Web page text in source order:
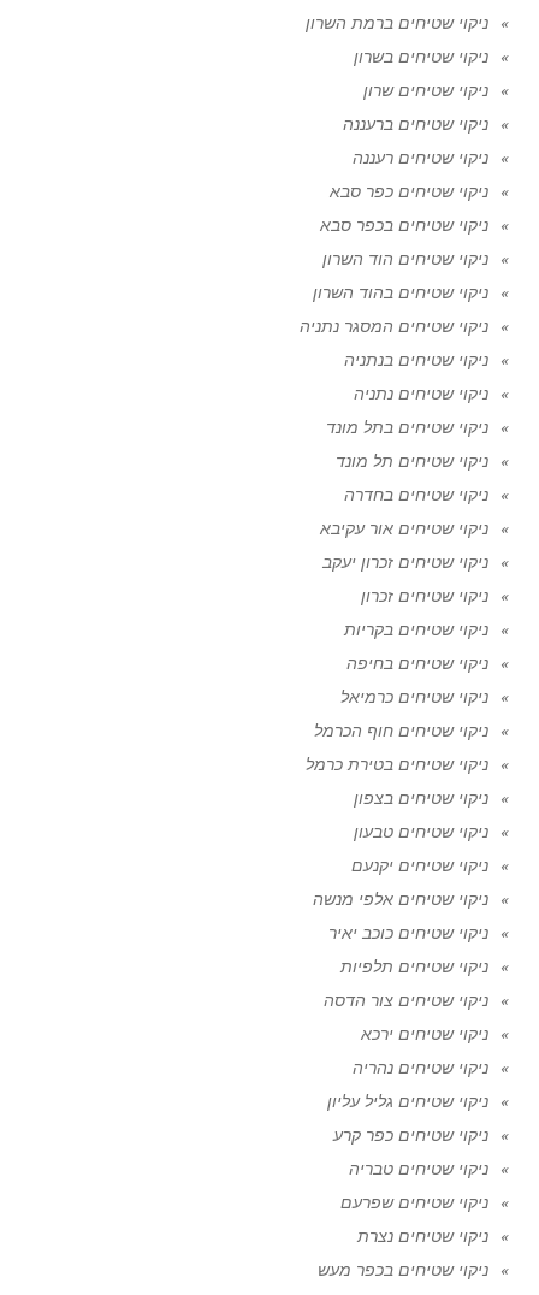
ניקוי שטיחים ברמת השרון
ניקוי שטיחים בשרון
ניקוי שטיחים שרון
ניקוי שטיחים ברעננה
ניקוי שטיחים רעננה
ניקוי שטיחים כפר סבא
ניקוי שטיחים בכפר סבא
ניקוי שטיחים הוד השרון
ניקוי שטיחים בהוד השרון
ניקוי שטיחים המסגר נתניה
ניקוי שטיחים בנתניה
ניקוי שטיחים נתניה
ניקוי שטיחים בתל מונד
ניקוי שטיחים תל מונד
ניקוי שטיחים בחדרה
ניקוי שטיחים אור עקיבא
ניקוי שטיחים זכרון יעקב
ניקוי שטיחים זכרון
ניקוי שטיחים בקריות
ניקוי שטיחים בחיפה
ניקוי שטיחים כרמיאל
ניקוי שטיחים חוף הכרמל
ניקוי שטיחים בטירת כרמל
ניקוי שטיחים בצפון
ניקוי שטיחים טבעון
ניקוי שטיחים יקנעם
ניקוי שטיחים אלפי מנשה
ניקוי שטיחים כוכב יאיר
ניקוי שטיחים תלפיות
ניקוי שטיחים צור הדסה
ניקוי שטיחים ירכא
ניקוי שטיחים נהריה
ניקוי שטיחים גליל עליון
ניקוי שטיחים כפר קרע
ניקוי שטיחים טבריה
ניקוי שטיחים שפרעם
ניקוי שטיחים נצרת
ניקוי שטיחים בכפר מעש